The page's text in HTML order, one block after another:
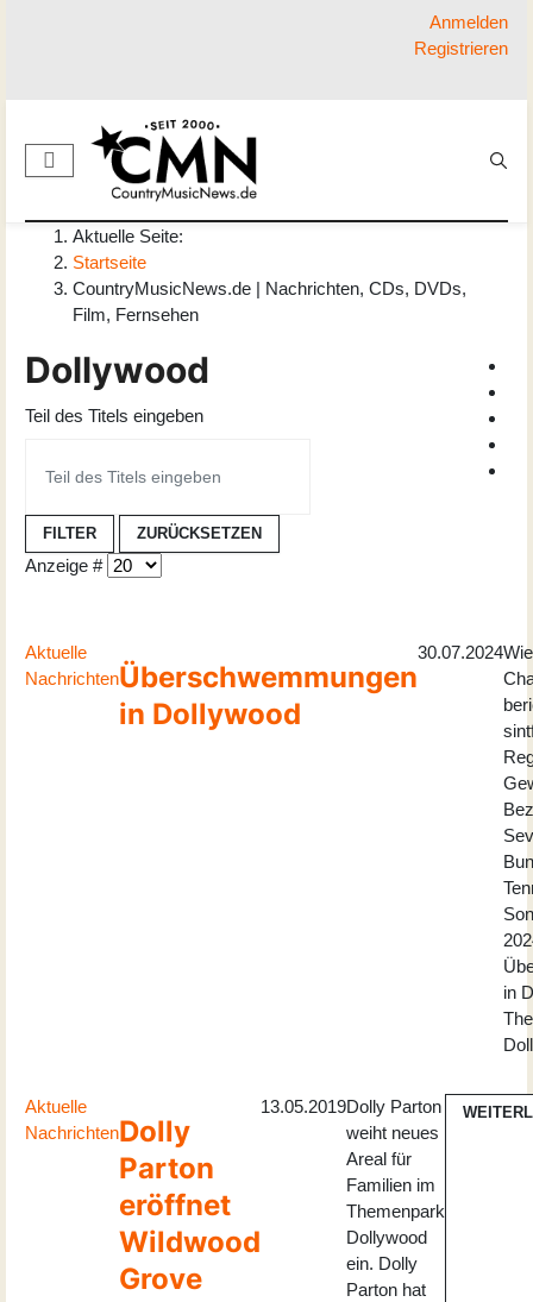
Anmelden
Registrieren
Aktuelle Seite:
Startseite
CountryMusicNews.de | Nachrichten, CDs, DVDs,
Film, Fernsehen
Dollywood
Teil des Titels eingeben
FILTER ZURÜCKSETZEN
Anzeige #
Aktuelle
NachrichtenÜberschwemmungen
in Dollywood
30.07.2024
in
Aktuelle
NachrichtenDolly
Parton
eröffnet
Wildwood
Grove
13.05.2019Dolly Parton
weiht neues
Areal für
Familien im
Themenpark
Dollywood
ein. Dolly
Parton hat